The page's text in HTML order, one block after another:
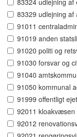
83324 udlejning
83329 udlejning af
91011
91019 anden
91020 politi og
91030 forsvar og
91040
91050 kommunal
91999 offentligt
92011 kloakvæsen
92012